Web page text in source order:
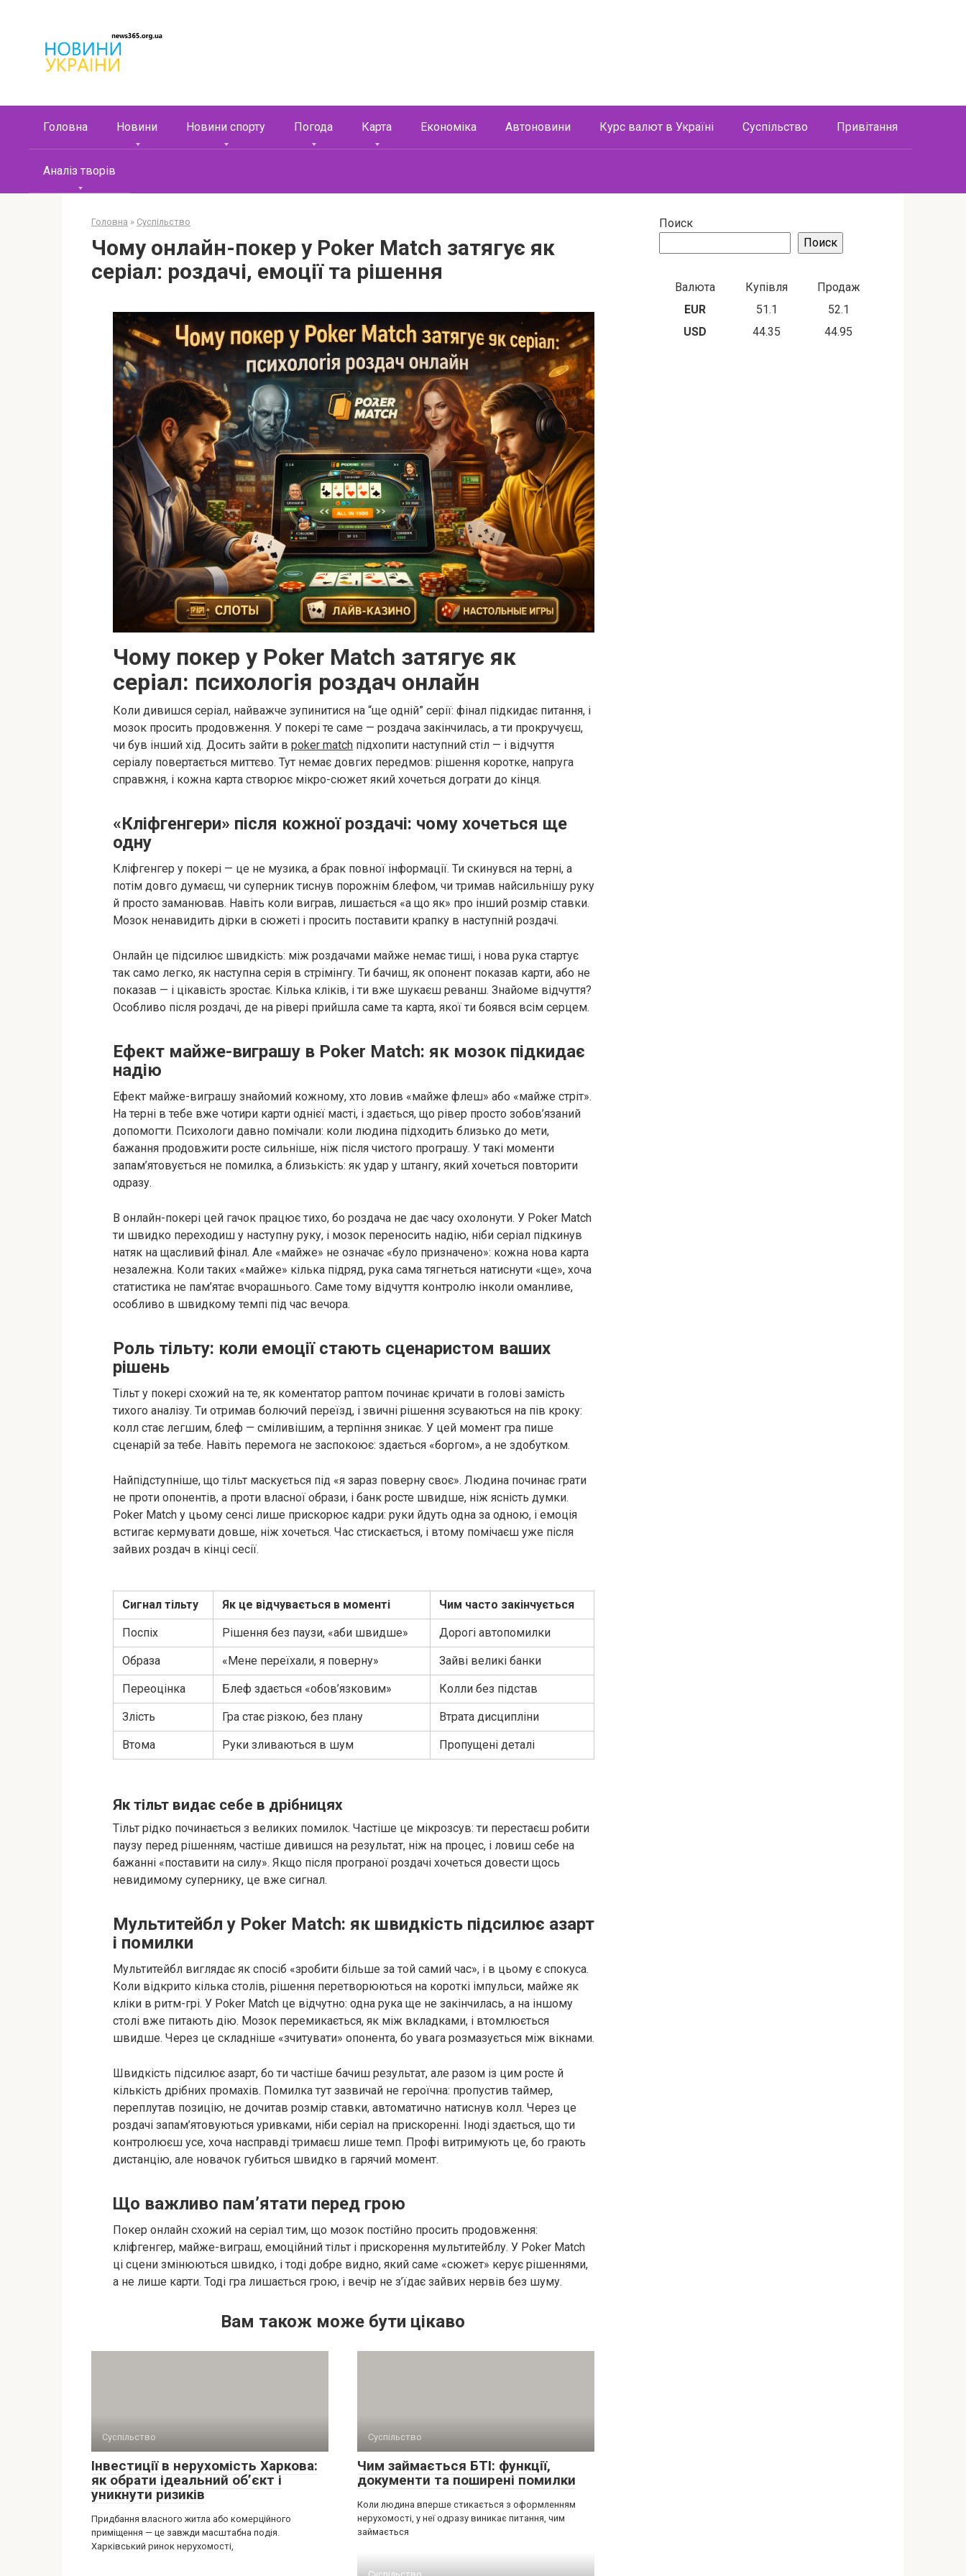
контенту
Головна Новини Новини спорту Погода Карта Економіка Автоновини Курс валют в Україні Суспільство Привітання
Аналіз творів
Головна » Суспільство
Чому онлайн-покер у Poker Match затягує як
серіал: роздачі, емоції та рішення
Чому покер у Poker Match затягує як
серіал: психологія роздач онлайн
Коли дивишся серіал, найважче зупинитися на “ще одній” серії: фінал підкидає питання, і
мозок просить продовження. У покері те саме — роздача закінчилась, а ти прокручуєш,
чи був інший хід. Досить зайти в poker match підхопити наступний стіл — і відчуття
серіалу повертається миттєво. Тут немає довгих передмов: рішення коротке, напруга
справжня, і кожна карта створює мікро-сюжет який хочеться дограти до кінця.
«Кліфгенгери» після кожної роздачі: чому хочеться ще
одну
Кліфгенгер у покері — це не музика, а брак повної інформації. Ти скинувся на терні, а
потім довго думаєш, чи суперник тиснув порожнім блефом, чи тримав найсильнішу руку
й просто заманював. Навіть коли виграв, лишається «а що як» про інший розмір ставки.
Мозок ненавидить дірки в сюжеті і просить поставити крапку в наступній роздачі.
Онлайн це підсилює швидкість: між роздачами майже немає тиші, і нова рука стартує
так само легко, як наступна серія в стрімінгу. Ти бачиш, як опонент показав карти, або не
показав — і цікавість зростає. Кілька кліків, і ти вже шукаєш реванш. Знайоме відчуття?
Особливо після роздачі, де на рівері прийшла саме та карта, якої ти боявся всім серцем.
Ефект майже-виграшу в Poker Match: як мозок підкидає
надію
Ефект майже-виграшу знайомий кожному, хто ловив «майже флеш» або «майже стріт».
На терні в тебе вже чотири карти однієї масті, і здається, що рівер просто зобов’язаний
допомогти. Психологи давно помічали: коли людина підходить близько до мети,
бажання продовжити росте сильніше, ніж після чистого програшу. У такі моменти
запам’ятовується не помилка, а близькість: як удар у штангу, який хочеться повторити
одразу.
В онлайн-покері цей гачок працює тихо, бо роздача не дає часу охолонути. У Poker Match
ти швидко переходиш у наступну руку, і мозок переносить надію, ніби серіал підкинув
натяк на щасливий фінал. Але «майже» не означає «було призначено»: кожна нова карта
незалежна. Коли таких «майже» кілька підряд, рука сама тягнеться натиснути «ще», хоча
статистика не пам’ятає вчорашнього. Саме тому відчуття контролю інколи оманливе,
особливо в швидкому темпі під час вечора.
Роль тільту: коли емоції стають сценаристом ваших
рішень
Тільт у покері схожий на те, як коментатор раптом починає кричати в голові замість
тихого аналізу. Ти отримав болючий переїзд, і звичні рішення зсуваються на пів кроку:
колл стає легшим, блеф — сміливішим, а терпіння зникає. У цей момент гра пише
сценарій за тебе. Навіть перемога не заспокоює: здається «боргом», а не здобутком.
Найпідступніше, що тільт маскується під «я зараз поверну своє». Людина починає грати
не проти опонентів, а проти власної образи, і банк росте швидше, ніж ясність думки.
Poker Match у цьому сенсі лише прискорює кадри: руки йдуть одна за одною, і емоція
встигає кермувати довше, ніж хочеться. Час стискається, і втому помічаєш уже після
зайвих роздач в кінці сесії.
Сигнал тільту Як це відчувається в моменті Чим часто закінчується
Поспіх Рішення без паузи, «аби швидше» Дорогі автопомилки
Образа «Мене переїхали, я поверну» Зайві великі банки
Переоцінка Блеф здається «обов’язковим» Колли без підстав
Злість Гра стає різкою, без плану Втрата дисципліни
Втома Руки зливаються в шум Пропущені деталі
Як тільт видає себе в дрібницях
Тільт рідко починається з великих помилок. Частіше це мікрозсув: ти перестаєш робити
паузу перед рішенням, частіше дивишся на результат, ніж на процес, і ловиш себе на
бажанні «поставити на силу». Якщо після програної роздачі хочеться довести щось
невидимому супернику, це вже сигнал.
Мультитейбл у Poker Match: як швидкість підсилює азарт
і помилки
Мультитейбл виглядає як спосіб «зробити більше за той самий час», і в цьому є спокуса.
Коли відкрито кілька столів, рішення перетворюються на короткі імпульси, майже як
кліки в ритм-грі. У Poker Match це відчутно: одна рука ще не закінчилась, а на іншому
столі вже питають дію. Мозок перемикається, як між вкладками, і втомлюється
швидше. Через це складніше «зчитувати» опонента, бо увага розмазується між вікнами.
Швидкість підсилює азарт, бо ти частіше бачиш результат, але разом із цим росте й
кількість дрібних промахів. Помилка тут зазвичай не героїчна: пропустив таймер,
переплутав позицію, не дочитав розмір ставки, автоматично натиснув колл. Через це
роздачі запам’ятовуються уривками, ніби серіал на прискоренні. Іноді здається, що ти
контролюєш усе, хоча насправді тримаєш лише темп. Профі витримують це, бо грають
дистанцію, але новачок губиться швидко в гарячий момент.
Що важливо пам’ятати перед грою
Покер онлайн схожий на серіал тим, що мозок постійно просить продовження:
кліфгенгер, майже-виграш, емоційний тільт і прискорення мультитейблу. У Poker Match
ці сцени змінюються швидко, і тоді добре видно, який саме «сюжет» керує рішеннями,
а не лише карти. Тоді гра лишається грою, і вечір не з’їдає зайвих нервів без шуму.
Вам також може бути цікаво
Суспільство
Інвестиції в нерухомість Харкова:
як обрати ідеальний об’єкт і
уникнути ризиків
Придбання власного житла або комерційного
приміщення — це завжди масштабна подія.
Харківський ринок нерухомості,
Суспільство
Чим займається БТІ: функції,
документи та поширені помилки
Коли людина вперше стикається з оформленням
нерухомості, у неї одразу виникає питання, чим
займається
Поиск
Поиск
Валюта Купівля
Продаж
EUR
51.1
52.1
USD
44.35 44.95